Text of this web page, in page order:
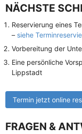
NÄCHSTE
Reservierung eines
– siehe
Vorbereitung der
Eine persönliche
Lippstadt
Termin jetzt online
FRAGEN &